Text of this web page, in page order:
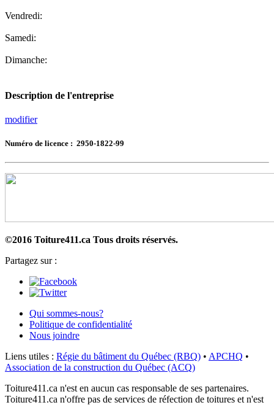
Vendredi:
Samedi:
Dimanche:
Description de l'entreprise
modifier
Numéro de licence : 2950-1822-99
©2016 Toiture411.ca Tous droits réservés.
Partagez sur :
Qui sommes-nous?
Politique de confidentialité
Nous joindre
Liens utiles : Régie du bâtiment du Québec (RBQ) • APCHQ •
Association de la construction du Québec (ACQ)
Toiture411.ca n'est en aucun cas responsable de ses partenaires.
Toiture411.ca n'offre pas de services de réfection de toitures et n'est